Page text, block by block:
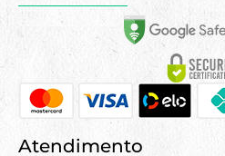
Atendimento